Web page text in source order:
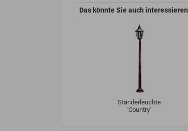
Das könnte Sie auch interessieren
Ständerleuchte
'Country'